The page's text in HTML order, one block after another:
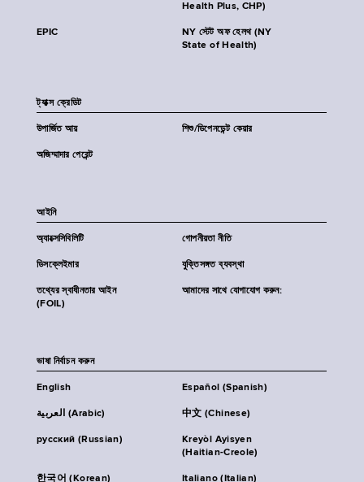
Health Plus, CHP)
EPIC
NY স্টেট অফ হেলথ (NY
State of Health)
ট্যাক্স ক্রেডিট
উপার্জিত আয় শিশু/ডিপেনডেন্ট কেয়ার
অজিম্মাদার পেরেন্ট
আইনি
অ্যাক্সেসিবিলিটি গোপনীয়তা নীতি
ডিসক্লেইমার যুক্তিসঙ্গত ব্যবস্থা
তথ্যের স্বাধীনতার আইন
(FOIL)
আমাদের সাথে যোগাযোগ করুন:
ভাষা নির্বাচন করুন
English Español (Spanish)
العربية (Arabic) 中文 (Chinese)
русский (Russian)
Kreyòl Ayisyen
(Haitian-Creole)
한국어 (Korean) Italiano (Italian)